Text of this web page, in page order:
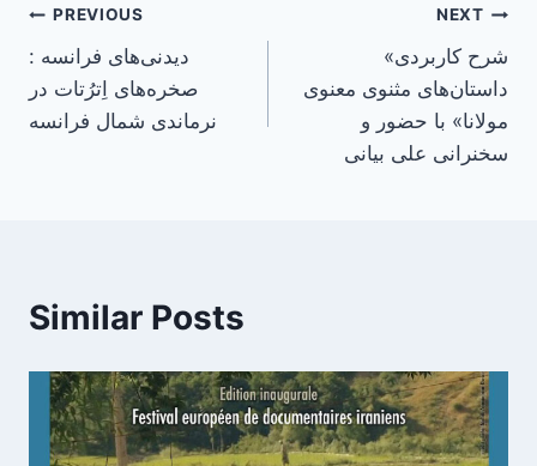
Post
navigation
PREVIOUS
دیدنی‌های فرانسه :
صخره‌های اِترُتات در
نرماندی شمال فرانسه
NEXT
«شرح کاربردی
داستان‌های مثنوی معنوی
مولانا» با حضور و
سخنرانی علی بیانی
Similar Posts